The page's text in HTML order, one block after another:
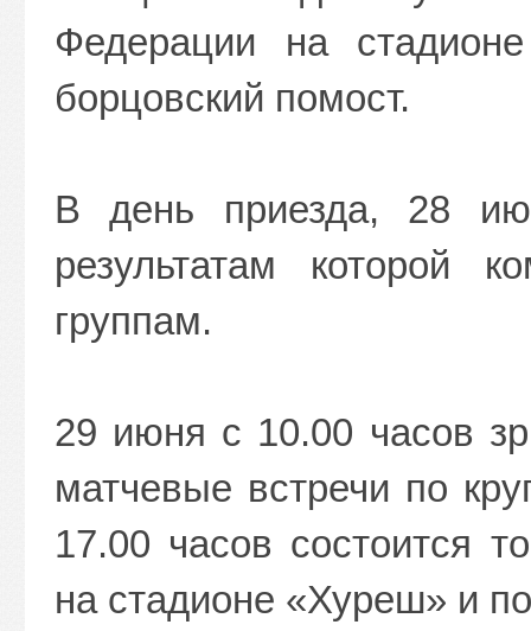
Федерации на
борцовский помост.
В день приезда, 28
результатам которой
группам.
29 июня с 10.00 часов
матчевые встречи по
17.00 часов состоится
на стадионе «Хуреш» и